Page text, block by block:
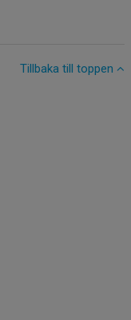
Tillbaka till toppen